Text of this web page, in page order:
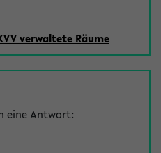
verwaltete Räume
eine Antwort: